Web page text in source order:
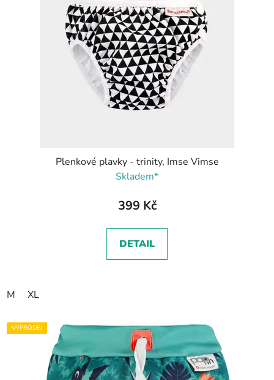
Plenkové plavky - trinity, Imse Vimse
Skladem*
399 Kč
DETAIL
M XL
VÝPRODEJ